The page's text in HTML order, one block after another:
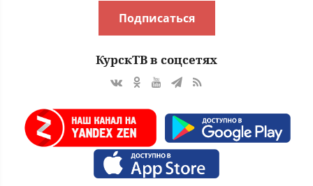
Подписаться
КурскТВ в соцсетях